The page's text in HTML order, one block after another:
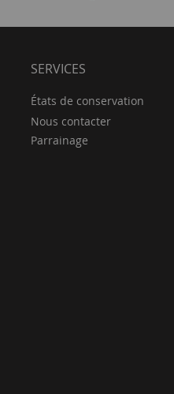
SERVICES
États de conservation
Nous contacter
Parrainage